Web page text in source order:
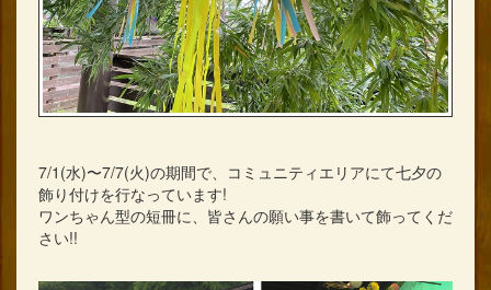
7/1(水)〜7/7(火)の期間で、コミュニティエリアにて七夕の
飾り付けを行なっています!
ワンちゃん型の短冊に、皆さんの願い事を書いて飾ってくだ
さい!!